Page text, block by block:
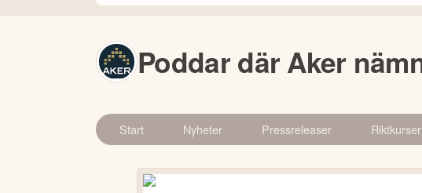
Poddar där Aker
Start Nyheter Pressreleaser Riktkurser